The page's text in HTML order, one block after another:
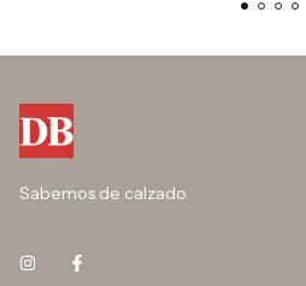
Sabemos de calzado.